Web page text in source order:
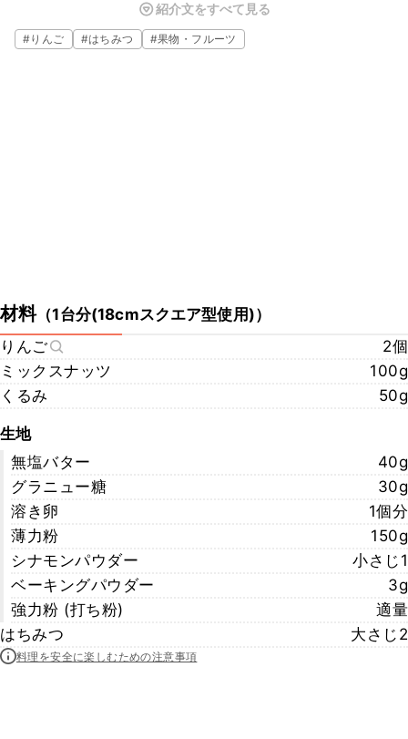
いシナモンが入っていますよ。おやつやおもてなしにぴったりなの
で、ぜひ一度作ってみてくださいね。
紹介文をすべて見る
#りんご #はちみつ #果物・フルーツ
材料（1台分(18cmスクエア型使用)）
りんご
2個
ミックスナッツ
100g
くるみ
50g
生地
無塩バター
40g
グラニュー糖
30g
溶き卵
1個分
薄力粉
150g
シナモンパウダー
小さじ1
ベーキングパウダー
3g
強力粉 (打ち粉)
適量
はちみつ
大さじ2
料理を安全に楽しむための注意事項